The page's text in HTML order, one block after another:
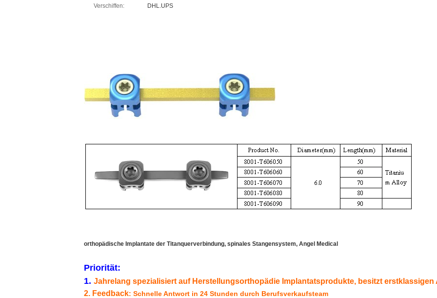
Verschiffen: DHL.UPS
orthopädische Implantate der Titanquerverbindung, spinales Stangensystem, Angel Medical
Priorität:
1. Jahrelang spezialisiert auf Herstellungsorthopädie Implantatsprodukte, besitzt erstklassigen
2. Feedback: Schnelle Antwort in 24 Stunden durch Berufsverkaufsteam